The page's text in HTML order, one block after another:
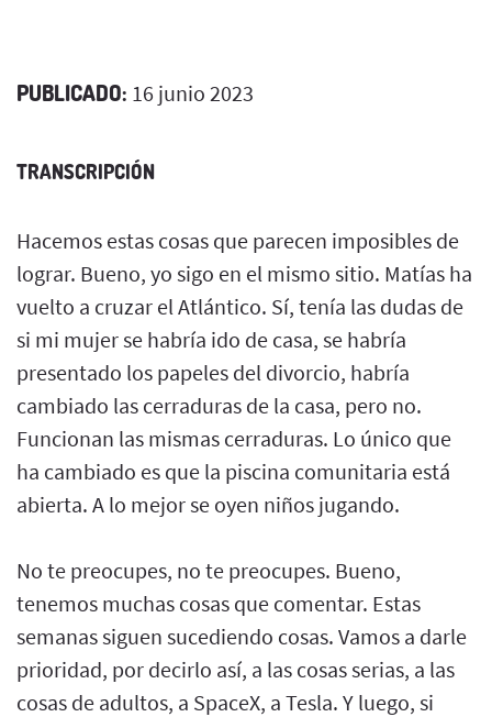
PUBLICADO: 16 junio 2023
TRANSCRIPCIÓN
Hacemos estas cosas que parecen imposibles de
lograr. Bueno, yo sigo en el mismo sitio. Matías ha
vuelto a cruzar el Atlántico. Sí, tenía las dudas de
si mi mujer se habría ido de casa, se habría
presentado los papeles del divorcio, habría
cambiado las cerraduras de la casa, pero no.
Funcionan las mismas cerraduras. Lo único que
ha cambiado es que la piscina comunitaria está
abierta. A lo mejor se oyen niños jugando.
No te preocupes, no te preocupes. Bueno,
tenemos muchas cosas que comentar. Estas
semanas siguen sucediendo cosas. Vamos a darle
prioridad, por decirlo así, a las cosas serias, a las
cosas de adultos, a SpaceX, a Tesla. Y luego, si